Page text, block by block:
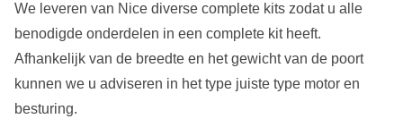
We leveren van Nice diverse complete kits zodat u alle
benodigde onderdelen in een complete kit heeft.
Afhankelijk van de breedte en het gewicht van de poort
kunnen we u adviseren in het type juiste type motor en
besturing.